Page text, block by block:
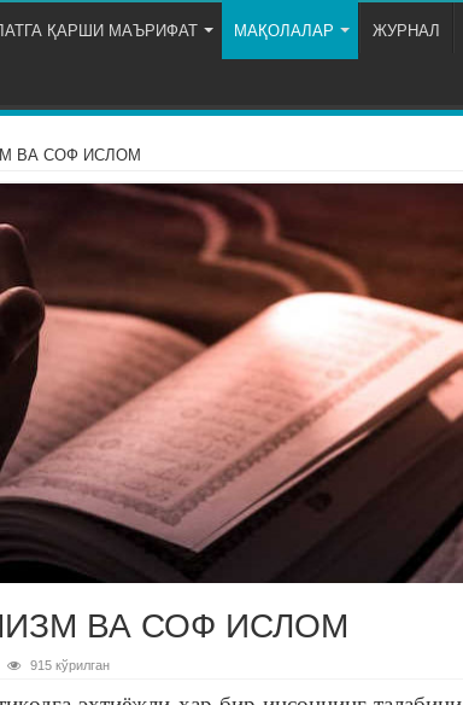
ҚАРШИ МАЪРИФАТ МАҚОЛАЛАР ЖУРНАЛ
ВА СОФ ИСЛОМ
ВА СОФ ИСЛОМ
915 кўрилган